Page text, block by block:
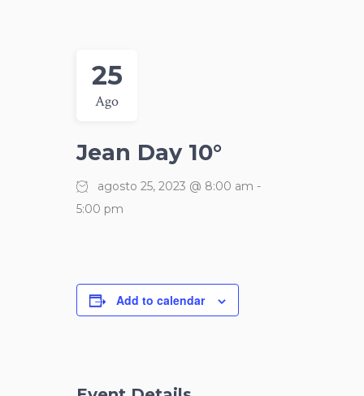
25
Ago
Jean Day 10°
agosto 25, 2023 @ 8:00 am -
5:00 pm
Add to calendar